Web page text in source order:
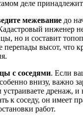
деле принадлежит
межевание до
инженер
но и составит
перепады высот, что
с соседями. Если
внизу, важно
дренаж, и
к соседу, он имеет
работ.